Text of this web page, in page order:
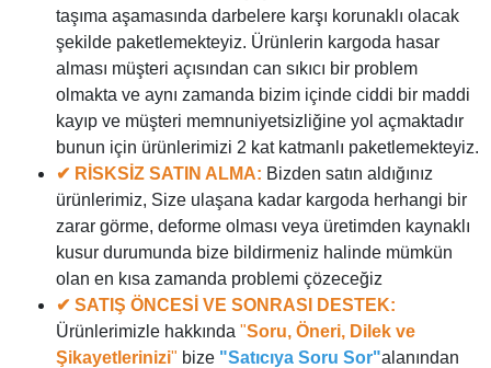
taşıma aşamasında darbelere karşı korunaklı olacak
şekilde paketlemekteyiz. Ürünlerin kargoda hasar
alması müşteri açısından can sıkıcı bir problem
olmakta ve aynı zamanda bizim içinde ciddi bir maddi
kayıp ve müşteri memnuniyetsizliğine yol açmaktadır
bunun için ürünlerimizi 2 kat katmanlı paketlemekteyiz.
✔ RİSKSİZ SATIN ALMA: Bizden satın aldığınız
ürünlerimiz, Size ulaşana kadar kargoda herhangi bir
zarar görme, deforme olması veya üretimden kaynaklı
kusur durumunda bize bildirmeniz halinde mümkün
olan en kısa zamanda problemi çözeceğiz
✔ SATIŞ ÖNCESİ VE SONRASI DESTEK:
Ürünlerimizle hakkında "Soru, Öneri, Dilek ve
Şikayetlerinizi" bize "Satıcıya Soru Sor"alanından